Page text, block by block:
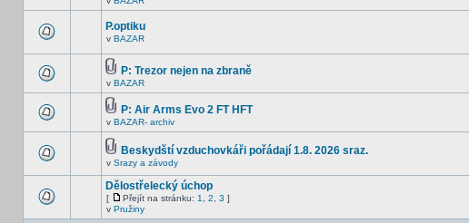
P.optiku
v BAZAR
P: Trezor nejen na zbraně
v BAZAR
P: Air Arms Evo 2 FT HFT
v BAZAR- archiv
Beskydští vzduchovkáři pořádají 1.8. 2026 sraz.
v Srazy a závody
Dělostřelecký úchop
[ Přejít na stránku: 1 2 3 ]
v Pružiny